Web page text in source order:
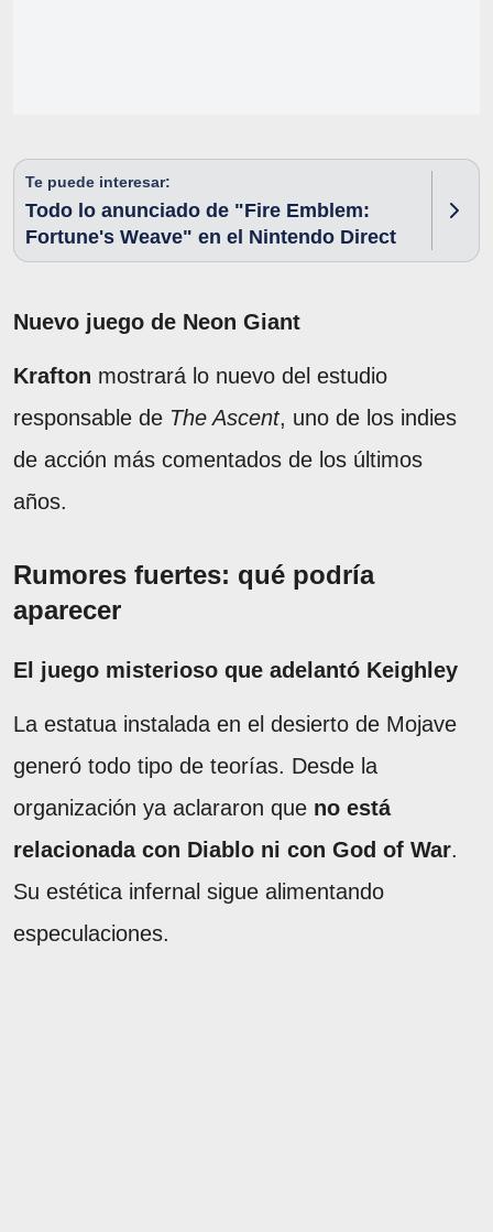
Te puede interesar:
Todo lo anunciado de "Fire Emblem:
Fortune's Weave" en el Nintendo Direct
Nuevo juego de Neon Giant
Krafton mostrará lo nuevo del estudio
responsable de The Ascent, uno de los indies
de acción más comentados de los últimos
años.
Rumores fuertes: qué podría
aparecer
El juego misterioso que adelantó Keighley
La estatua instalada en el desierto de Mojave
generó todo tipo de teorías. Desde la
organización ya aclararon que no está
relacionada con Diablo ni con God of War.
Su estética infernal sigue alimentando
especulaciones.